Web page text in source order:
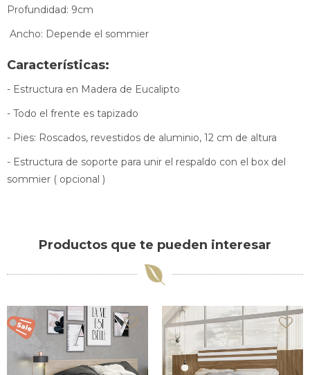
Profundidad: 9cm
Ancho: Depende el sommier
Características:
- Estructura en Madera de Eucalipto
- Todo el frente es tapizado
- Pies: Roscados, revestidos de aluminio, 12 cm de altura
- Estructura de soporte para unir el respaldo con el box del
sommier ( opcional )
Productos que te pueden interesar